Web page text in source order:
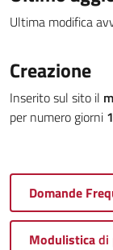
Ultima modifica
Creazione
Inserito sul sito il
per numero giorni
Domande
Modulisticadi